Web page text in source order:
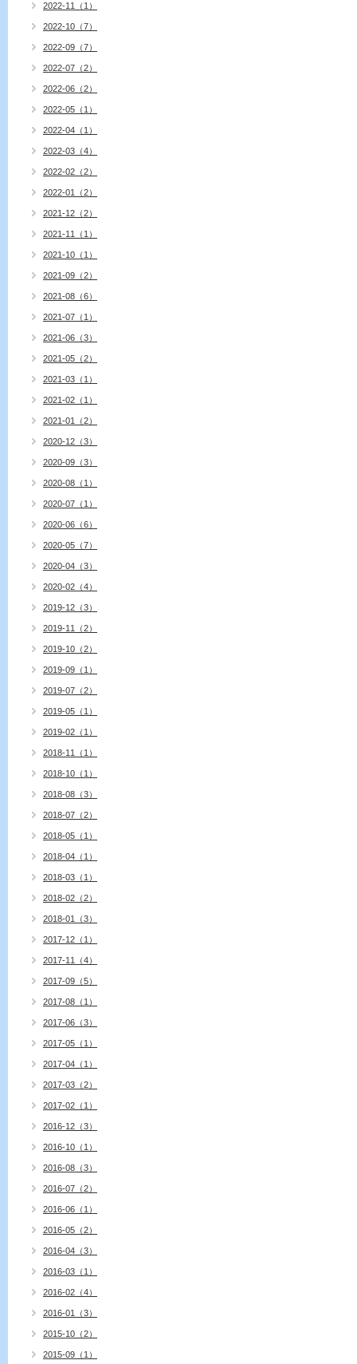
2022-11（1）
2022-10（7）
2022-09（7）
2022-07（2）
2022-06（2）
2022-05（1）
2022-04（1）
2022-03（4）
2022-02（2）
2022-01（2）
2021-12（2）
2021-11（1）
2021-10（1）
2021-09（2）
2021-08（6）
2021-07（1）
2021-06（3）
2021-05（2）
2021-03（1）
2021-02（1）
2021-01（2）
2020-12（3）
2020-09（3）
2020-08（1）
2020-07（1）
2020-06（6）
2020-05（7）
2020-04（3）
2020-02（4）
2019-12（3）
2019-11（2）
2019-10（2）
2019-09（1）
2019-07（2）
2019-05（1）
2019-02（1）
2018-11（1）
2018-10（1）
2018-08（3）
2018-07（2）
2018-05（1）
2018-04（1）
2018-03（1）
2018-02（2）
2018-01（3）
2017-12（1）
2017-11（4）
2017-09（5）
2017-08（1）
2017-06（3）
2017-05（1）
2017-04（1）
2017-03（2）
2017-02（1）
2016-12（3）
2016-10（1）
2016-08（3）
2016-07（2）
2016-06（1）
2016-05（2）
2016-04（3）
2016-03（1）
2016-02（4）
2016-01（3）
2015-10（2）
2015-09（1）